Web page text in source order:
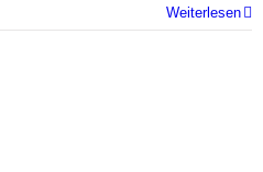
Weiterlesen